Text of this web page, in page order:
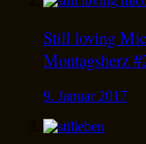
Still loving
Montagsherz
9. Januar 2017